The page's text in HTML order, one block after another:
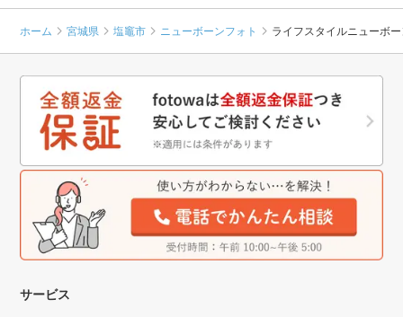
ホーム 宮城県 塩竈市 ニューボーンフォト ライフスタイルニューボ
サービス